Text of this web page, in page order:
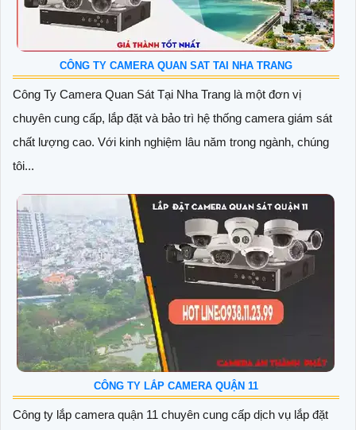
CÔNG TY CAMERA QUAN SAT TAI NHA TRANG
Công Ty Camera Quan Sát Tại Nha Trang là một đơn vị
chuyên cung cấp, lắp đặt và bảo trì hệ thống camera giám sát
chất lượng cao. Với kinh nghiệm lâu năm trong ngành, chúng
tôi...
CÔNG TY LẮP CAMERA QUẬN 11
Công ty lắp camera quận 11 chuyên cung cấp dịch vụ lắp đặt